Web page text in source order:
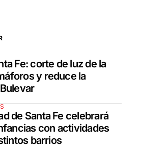
Fe: corte de luz de la
y reduce la
de Santa Fe celebrará
con actividades
barrios